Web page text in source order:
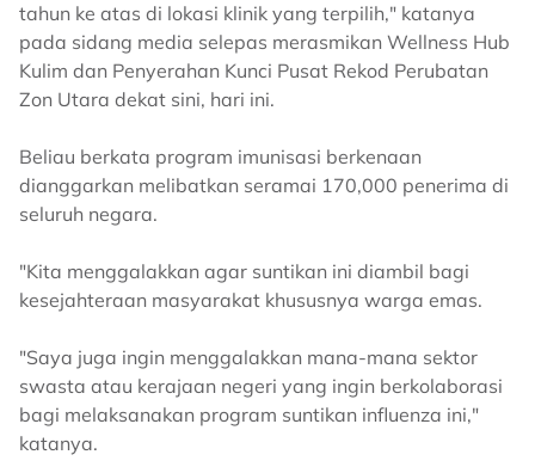
tahun ke atas di lokasi klinik yang terpilih," katanya
pada sidang media selepas merasmikan Wellness Hub
Kulim dan Penyerahan Kunci Pusat Rekod Perubatan
Zon Utara dekat sini, hari ini.
Beliau berkata program imunisasi berkenaan
dianggarkan melibatkan seramai 170,000 penerima di
seluruh negara.
"Kita menggalakkan agar suntikan ini diambil bagi
kesejahteraan masyarakat khususnya warga emas.
"Saya juga ingin menggalakkan mana-mana sektor
swasta atau kerajaan negeri yang ingin berkolaborasi
bagi melaksanakan program suntikan influenza ini,"
katanya.